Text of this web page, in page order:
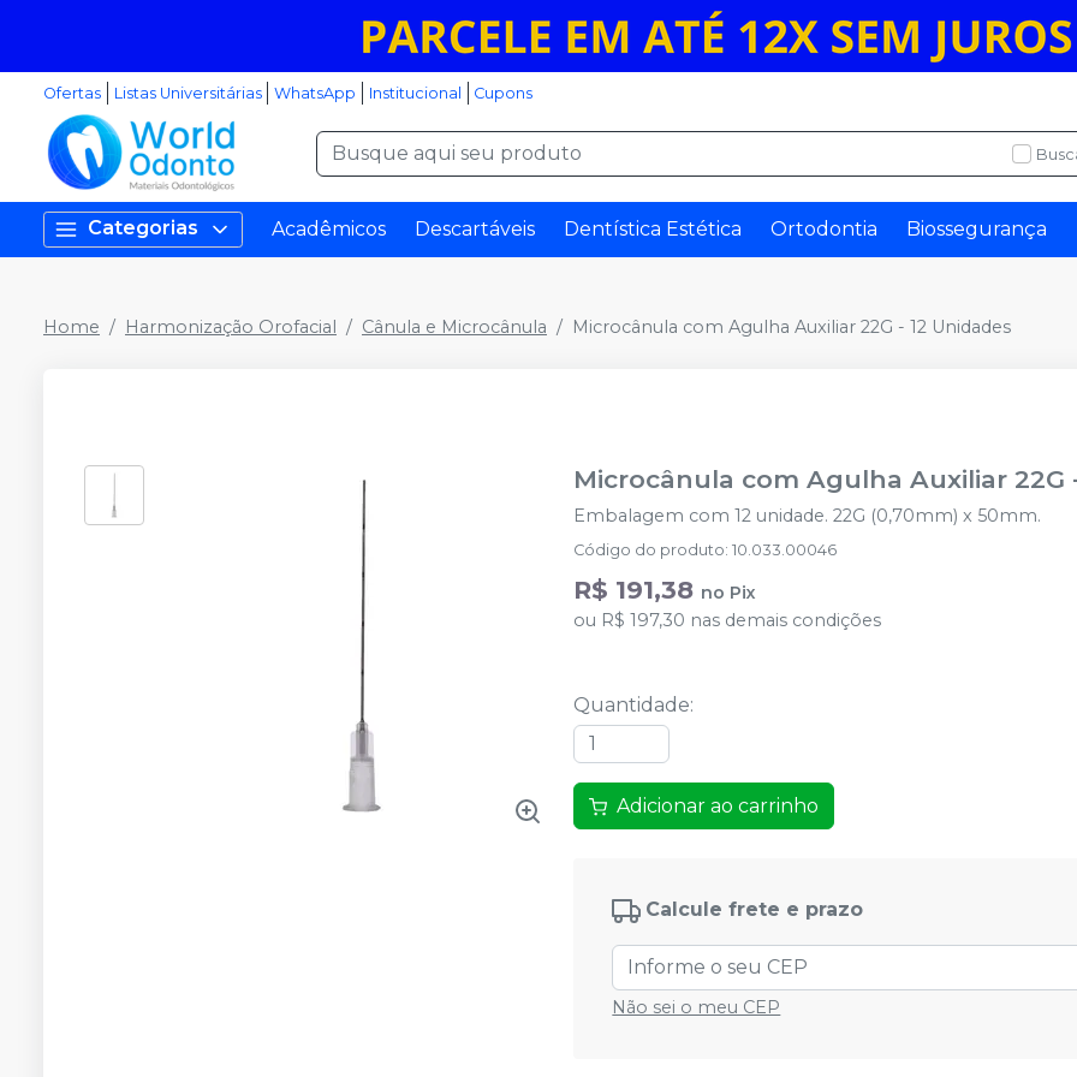
Ofertas Listas Universitárias WhatsApp Institucional Cupons
Categorias Acadêmicos Descartáveis Dentística Estética Ortodontia Biossegurança
Home Harmonização Orofacial Cânula e Microcânula Microcânula com Agulha Auxiliar 22G - 12 Unidades
Microcânula com Agulha Auxiliar 22G
Embalagem com 12 unidade. 22G (0,70mm) x 50mm.
Código do produto:10.033.00046
R$ 191,38 no Pix
ou R$ 197,30 nas demais condições
Quantidade:
Adicionar ao carrinho
Calcule frete e prazo
Não sei o meu CEP